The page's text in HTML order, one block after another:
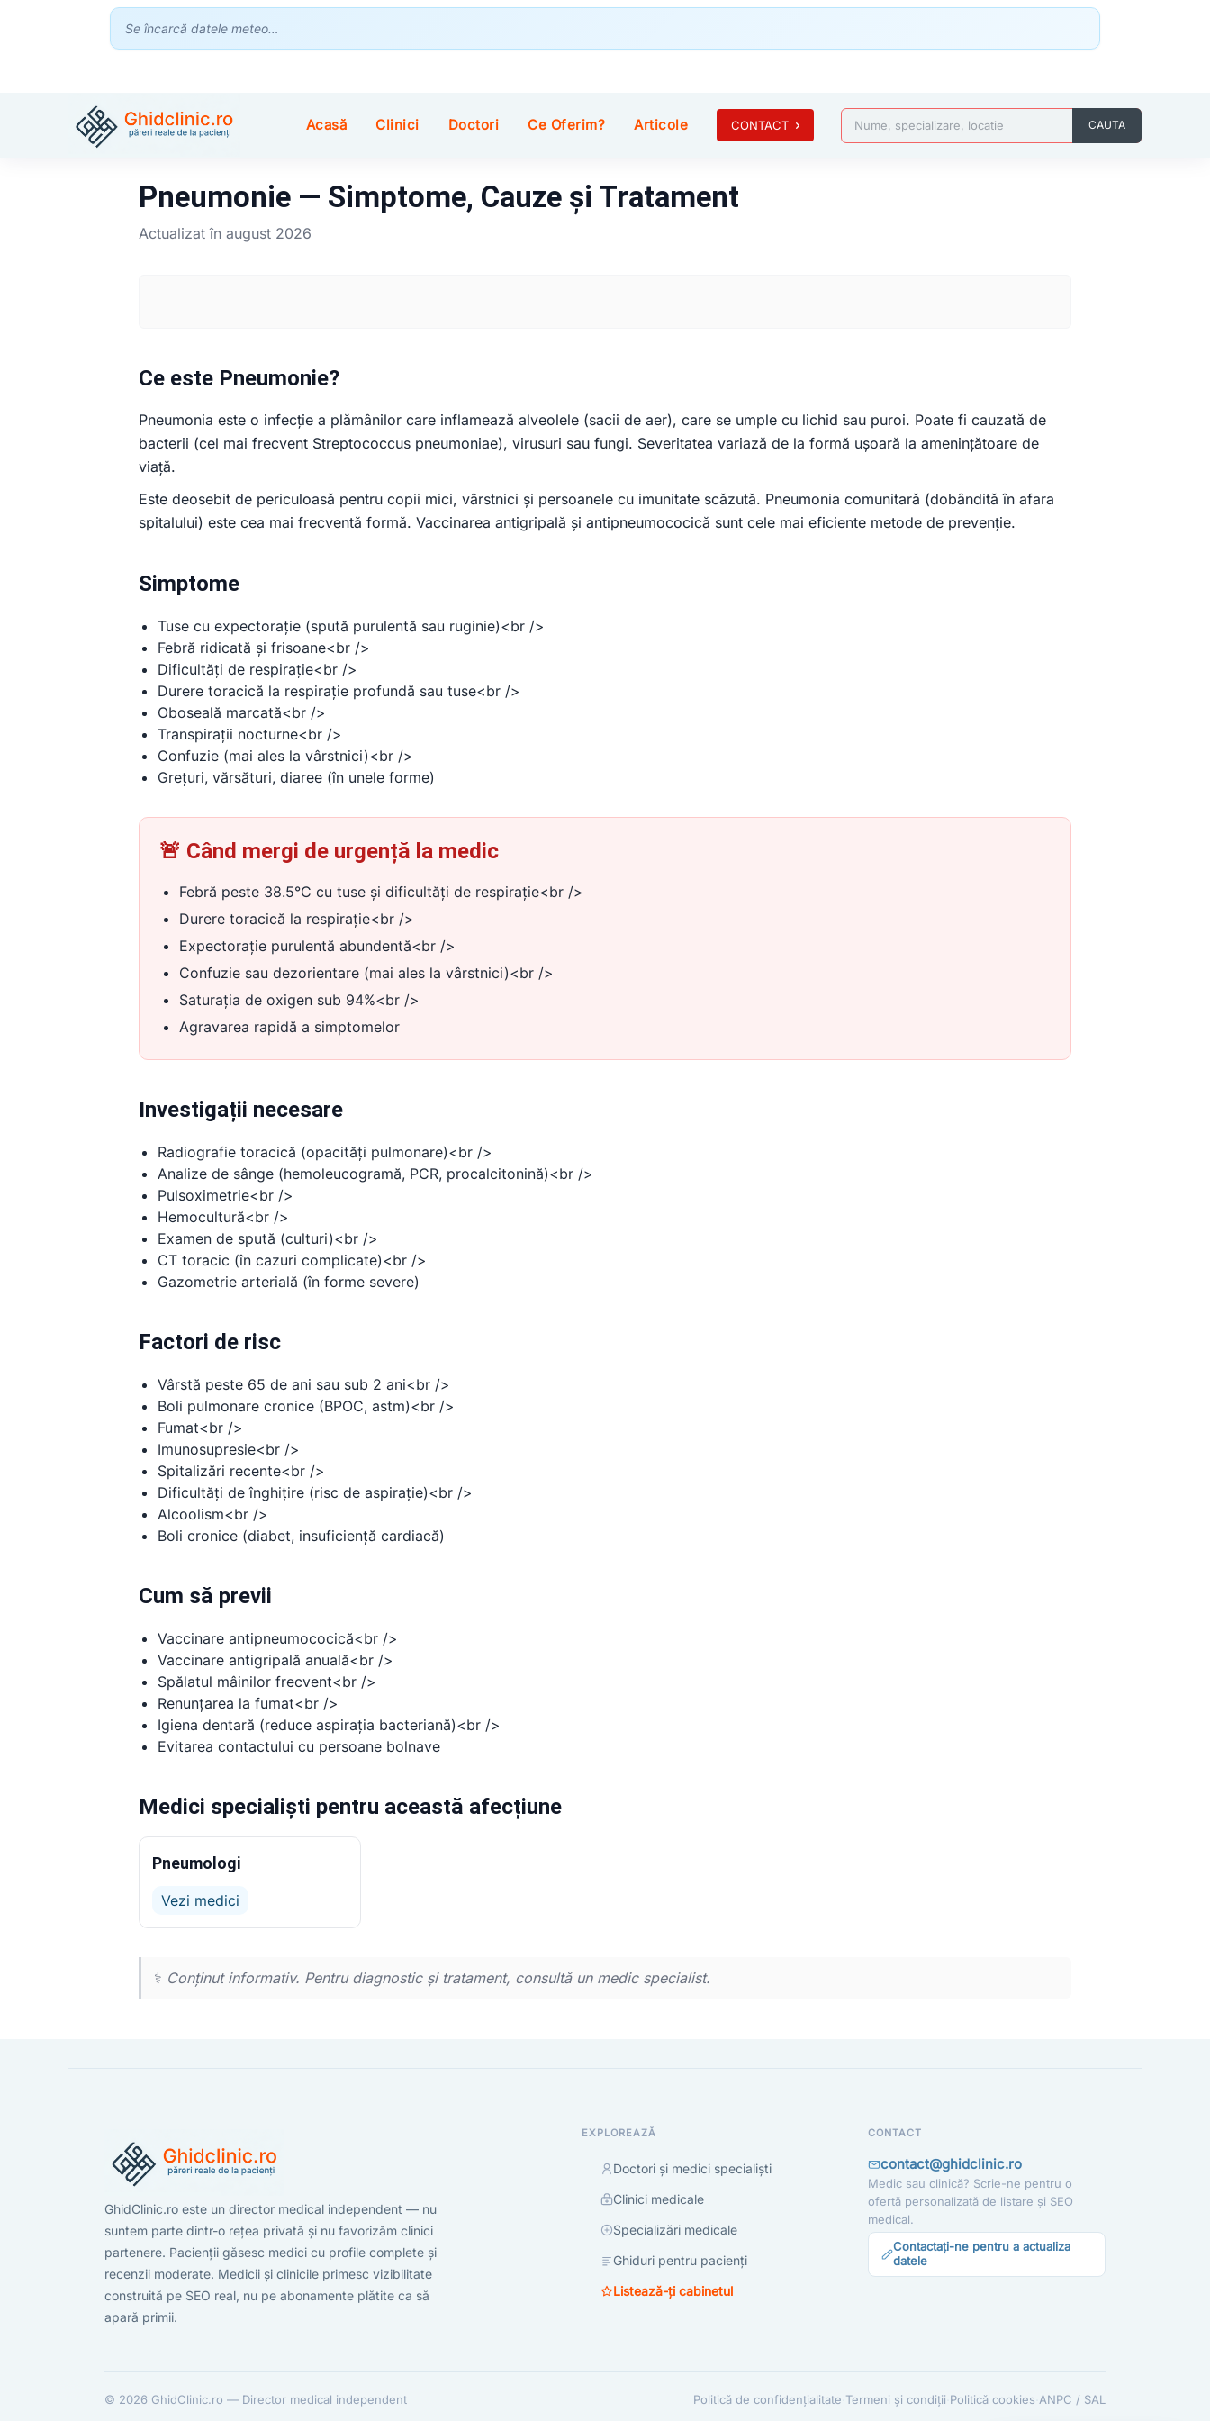
Se încarcă datele meteo…
Acasă Clinici Doctori Ce Oferim? Articole CONTACT Nume, specializare, locatie CAUTA
Pneumonie — Simptome, Cauze și Tratament
Actualizat în august 2026
Ce este Pneumonie?
Pneumonia este o infecție a plămânilor care inflamează alveolele (sacii de aer), care se umple cu lichid sau puroi. Poate fi cauzată de
bacterii (cel mai frecvent Streptococcus pneumoniae), virusuri sau fungi. Severitatea variază de la formă ușoară la amenințătoare de
viață.
Este deosebit de periculoasă pentru copii mici, vârstnici și persoanele cu imunitate scăzută. Pneumonia comunitară (dobândită în afara
spitalului) este cea mai frecventă formă. Vaccinarea antigripală și antipneumococică sunt cele mai eficiente metode de prevenție.
Simptome
Tuse cu expectorație (spută purulentă sau ruginie)<br />
Febră ridicată și frisoane<br />
Dificultăți de respirație<br />
Durere toracică la respirație profundă sau tuse<br />
Oboseală marcată<br />
Transpirații nocturne<br />
Confuzie (mai ales la vârstnici)<br />
Grețuri, vărsături, diaree (în unele forme)
🚨 Când mergi de urgență la medic
Febră peste 38.5°C cu tuse și dificultăți de respirație<br />
Durere toracică la respirație<br />
Expectorație purulentă abundentă<br />
Confuzie sau dezorientare (mai ales la vârstnici)<br />
Saturația de oxigen sub 94%<br />
Agravarea rapidă a simptomelor
Investigații necesare
Radiografie toracică (opacități pulmonare)<br />
Analize de sânge (hemoleucogramă, PCR, procalcitonină)<br />
Pulsoximetrie<br />
Hemocultură<br />
Examen de spută (culturi)<br />
CT toracic (în cazuri complicate)<br />
Gazometrie arterială (în forme severe)
Factori de risc
Vârstă peste 65 de ani sau sub 2 ani<br />
Boli pulmonare cronice (BPOC, astm)<br />
Fumat<br />
Imunosupresie<br />
Spitalizări recente<br />
Dificultăți de înghițire (risc de aspirație)<br />
Alcoolism<br />
Boli cronice (diabet, insuficiență cardiacă)
Cum să previi
Vaccinare antipneumococică<br />
Vaccinare antigripală anuală<br />
Spălatul mâinilor frecvent<br />
Renunțarea la fumat<br />
Igiena dentară (reduce aspirația bacteriană)<br />
Evitarea contactului cu persoane bolnave
Medici specialiști pentru această afecțiune
Pneumologi
Vezi medici
⚕️ Conținut informativ. Pentru diagnostic și tratament, consultă un medic specialist.
GhidClinic.ro este un director medical independent — nu
suntem parte dintr-o rețea privată și nu favorizăm clinici
partenere. Pacienții găsesc medici cu profile complete și
recenzii moderate. Medicii și clinicile primesc vizibilitate
construită pe SEO real, nu pe abonamente plătite ca să
apară primii.
EXPLOREAZĂ
Doctori și medici specialiști
Clinici medicale
Specializări medicale
Ghiduri pentru pacienți
Listează-ți cabinetul
CONTACT
contact@ghidclinic.ro
Medic sau clinică? Scrie-ne pentru o
ofertă personalizată de listare și SEO
medical.
Contactați-ne pentru a actualiza
datele
© 2026 GhidClinic.ro — Director medical independent Politică de confidențialitate Termeni și condiții Politică cookies ANPC / SAL
Toate Doar medici
Încercați:
caut cardiolog în Cluj
mă doare burta, ce medic îmi recomandați?